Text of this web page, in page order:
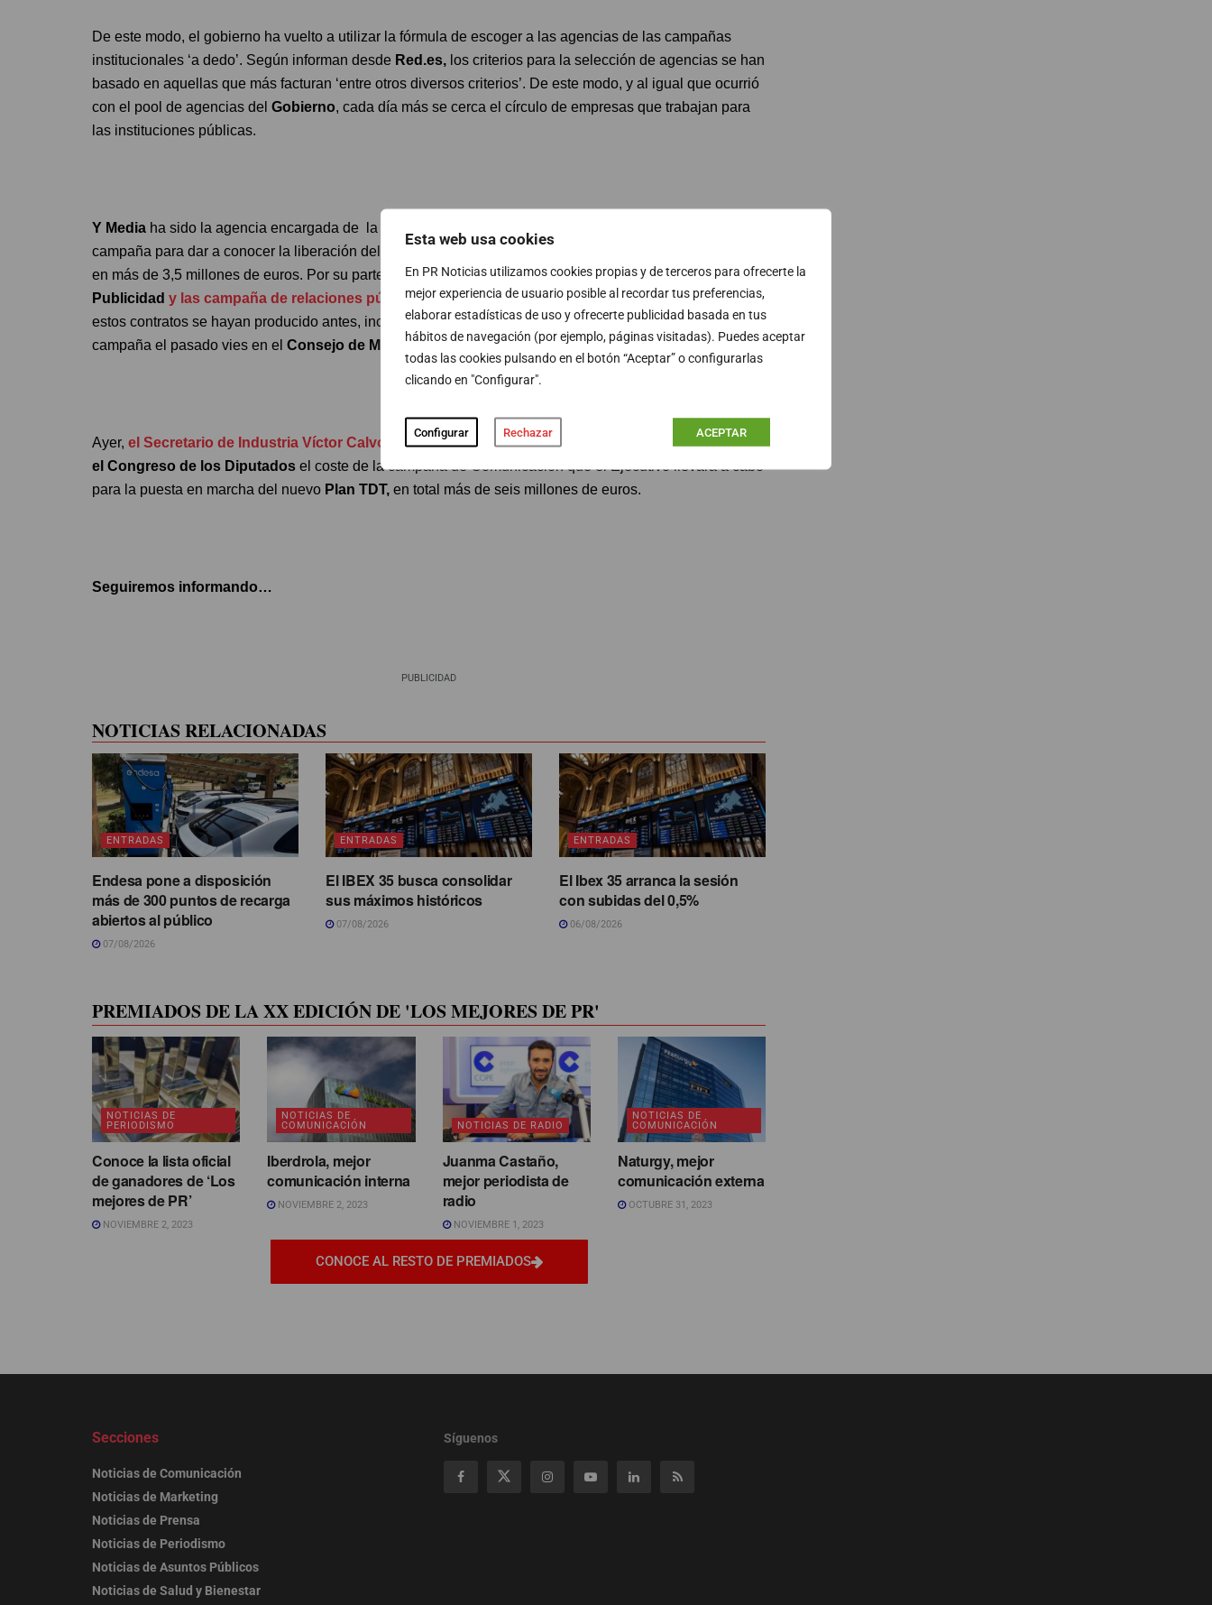
Esta web usa cookies
En PR Noticias utilizamos cookies propias y de terceros para ofrecerte la
mejor experiencia de usuario posible al recordar tus preferencias,
elaborar estadísticas de uso y ofrecerte publicidad basada en tus
hábitos de navegación (por ejemplo, páginas visitadas). Puedes aceptar
todas las cookies pulsando en el botón “Aceptar” o configurarlas
clicando en "Configurar".
Configurar Rechazar ACEPTAR
De este modo, el gobierno ha vuelto a utilizar la fórmula de escoger a las agencias de las campañas
institucionales ‘a dedo’. Según informan desde Red.es, los criterios para la selección de agencias se han
basado en aquellas que más facturan ‘entre otros diversos criterios’. De este modo, y al igual que ocurrió
con el pool de agencias del Gobierno, cada día más se cerca el círculo de empresas que trabajan para
las instituciones públicas.
Y Media ha sido la agencia encargada de la compra de medios y la planificación publicitaria de la
campaña para dar a conocer la liberación del dividendo digital de
en más de 3,5 millones de euros. Por su parte,
la creatividad correrá a cargo de Ogilvy Mather
Publicidad y las campaña de relaciones públicas Ogilvy PR. Llama la atención que la adjudicación de
estos contratos se hayan producido antes, incluso, antes del anuncio de la puesta en marcha de la
campaña el pasado vies en el Consejo de Ministros.
Ayer, el Secretario de Industria Víctor Calvo Soteloconfirmaba en la Comisión de Industria en
el Congreso de los Diputados el coste de la campaña de Comunicación que el Ejecutivo llevará a cabo
para la puesta en marcha del nuevo Plan TDT, en total más de seis millones de euros.
Seguiremos informando…
PUBLICIDAD
NOTICIAS RELACIONADAS
ENTRADAS
Endesa pone a disposición
más de 300 puntos de recarga
abiertos al público
07/08/2026
ENTRADAS
El IBEX 35 busca consolidar
sus máximos históricos
07/08/2026
ENTRADAS
El Ibex 35 arranca la sesión
con subidas del 0,5%
06/08/2026
PREMIADOS DE LA XX EDICIÓN DE 'LOS MEJORES DE PR'
NOTICIAS DE
PERIODISMO
Conoce la lista oficial
de ganadores de ‘Los
mejores de PR’
NOVIEMBRE 2, 2023
NOTICIAS DE
COMUNICACIÓN
Iberdrola, mejor
comunicación interna
NOVIEMBRE 2, 2023
NOTICIAS DE RADIO
Juanma Castaño,
mejor periodista de
radio
NOVIEMBRE 1, 2023
NOTICIAS DE
COMUNICACIÓN
Naturgy, mejor
comunicación externa
OCTUBRE 31, 2023
CONOCE AL RESTO DE PREMIADOS
Secciones
Noticias de Comunicación
Noticias de Marketing
Noticias de Prensa
Noticias de Periodismo
Noticias de Asuntos Públicos
Noticias de Salud y Bienestar
Síguenos